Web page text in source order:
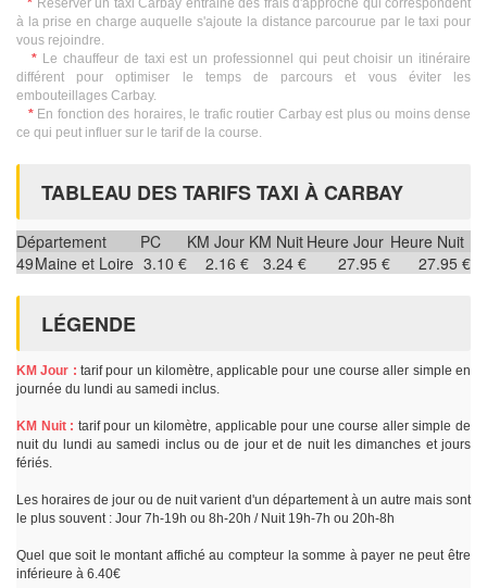
* Réserver un taxi Carbay entraine des frais d'approche qui correspondent
à la prise en charge auquelle s'ajoute la distance parcourue par le taxi pour
vous rejoindre.
* Le chauffeur de taxi est un professionnel qui peut choisir un itinéraire
différent pour optimiser le temps de parcours et vous éviter les
embouteillages Carbay.
*En fonction des horaires, le trafic routier Carbay est plus ou moins dense
ce qui peut influer sur le tarif de la course.
TABLEAU DES TARIFS TAXI À CARBAY
Département PC KM Jour KM Nuit Heure Jour Heure Nuit
49Maine et Loire 3.10 € 2.16 € 3.24 € 27.95 € 27.95 €
LÉGENDE
KM Jour : tarif pour un kilomètre, applicable pour une course aller simple en
journée du lundi au samedi inclus.
KM Nuit : tarif pour un kilomètre, applicable pour une course aller simple de
nuit du lundi au samedi inclus ou de jour et de nuit les dimanches et jours
fériés.
Les horaires de jour ou de nuit varient d'un département à un autre mais sont
le plus souvent : Jour 7h-19h ou 8h-20h / Nuit 19h-7h ou 20h-8h
Quel que soit le montant affiché au compteur la somme à payer ne peut être
inférieure à 6.40€